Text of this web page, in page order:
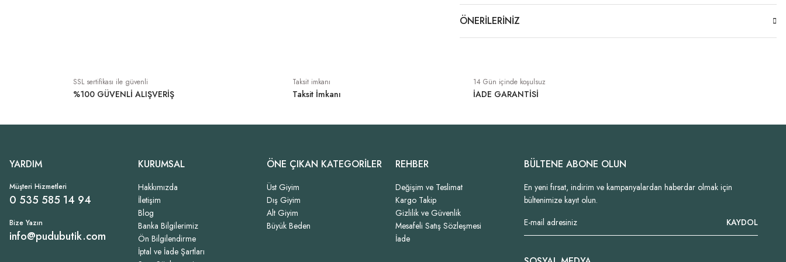
ÖNERILERINIZ
SSL sertifikası ile güvenli
%100 GÜVENLİ ALIŞVERİŞ
Taksit imkanı
Taksit İmkanı
14 Gün içinde koşulsuz
İADE GARANTİSİ
YARDIM
Müşteri Hizmetleri
0 535 585 14 94
Bize Yazın
info@pudubutik.com
KURUMSAL
Hakkımızda
İletişim
Blog
Banka Bilgilerimiz
Ön Bilgilendirme
İptal ve İade Şartları
ÖNE ÇIKAN KATEGORİLER
Üst Giyim
Dış Giyim
Alt Giyim
Büyük Beden
REHBER
Değişim ve Teslimat
Kargo Takip
Gizlilik ve Güvenlik
Mesafeli Satış Sözleşmesi
İade
BÜLTENE ABONE OLUN
En yeni fırsat, indirim ve kampanyalardan haberdar olmak için
bültenimize kayıt olun.
KAYDOL